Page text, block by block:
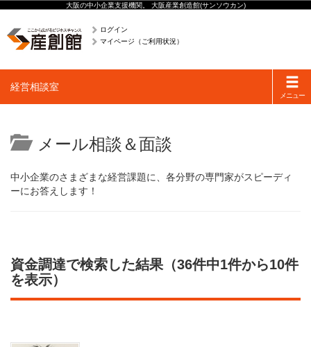
大阪の中小企業支援機関。 大阪産業創造館(サンソウカン)
ログイン
マイページ（ご利用状況）
Toggle
メニュー
経営相談室
メール相談＆面談
中小企業のさまざまな経営課題に、各分野の専門家がスピーディ
ーにお答えします！
資金調達で検索した結果（36件中1件から10件
を表示）